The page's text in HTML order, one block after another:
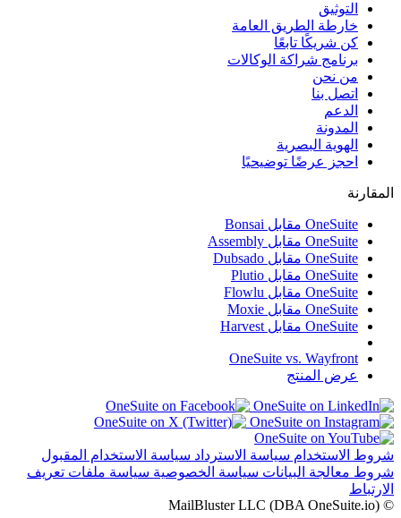
التوثيق
خارطة الطريق العامة
كن شريكًا تابعًا
برنامج شراكة الوكالات
من نحن
اتصل بنا
الدعم
المدونة
الهوية البصرية
احجز عرضًا توضيحيًا
المقارنة
OneSuite مقابل Bonsai
OneSuite مقابل Assembly
OneSuite مقابل Dubsado
OneSuite مقابل Plutio
OneSuite مقابل Flowlu
OneSuite مقابل Moxie
OneSuite مقابل Harvest
OneSuite vs. Wayfront
عرض المنتج
شروط الاستخدام سياسة الاسترداد سياسة الاستخدام المقبول
شروط معالجة البيانات سياسة الخصوصية سياسة ملفات تعريف
الارتباط
© MailBluster LLC (DBA OneSuite.io)